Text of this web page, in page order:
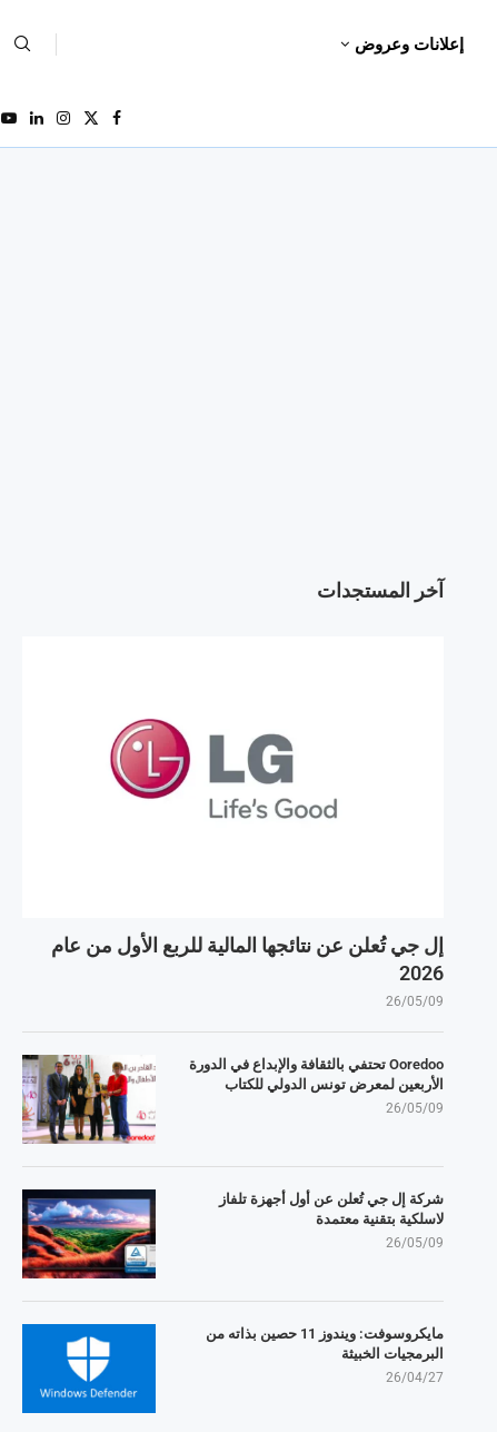
إعلانات وعروض
آخر المستجدات
إل جي تُعلن عن نتائجها المالية للربع الأول من عام
2026
26/05/09
Ooredoo تحتفي بالثقافة والإبداع في الدورة
الأربعين لمعرض تونس الدولي للكتاب
26/05/09
شركة إل جي تُعلن عن أول أجهزة تلفاز
لاسلكية بتقنية معتمدة
26/05/09
مايكروسوفت: ويندوز 11 حصين بذاته من
البرمجيات الخبيثة
26/04/27